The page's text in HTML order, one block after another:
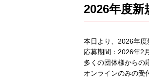
2026年度
本日より、2026年度
応募期間：2026年2
多くの団体様からの
オンラインのみの受